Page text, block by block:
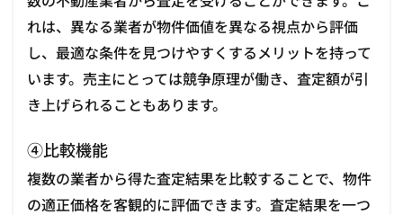
れは、異なる業者が物件価値を異なる視点から評価
し、最適な条件を見つけやすくするメリットを持って
います。売主にとっては競争原理が働き、査定額が引
き上げられることもあります。
④比較機能
複数の業者から得た査定結果を比較することで、物件
の適正価格を客観的に評価できます。査定結果を一つ